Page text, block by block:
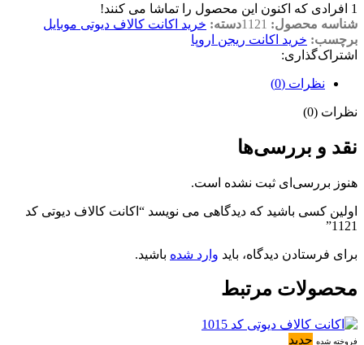
1 افرادی که اکنون این محصول را تماشا می کنند!
شناسه محصول: 1121دسته: خرید اکانت کالاف دیوتی موبایل
برچسب: خرید اکانت ریجن اروپا
اشتراک‌گذاری:
نظرات (0)
نظرات (0)
نقد و بررسی‌ها
هنوز بررسی‌ای ثبت نشده است.
اولین کسی باشید که دیدگاهی می نویسد “اکانت کالاف دیوتی کد
1121”
برای فرستادن دیدگاه، باید وارد شده باشید.
محصولات مرتبط
فروخته شده جدید